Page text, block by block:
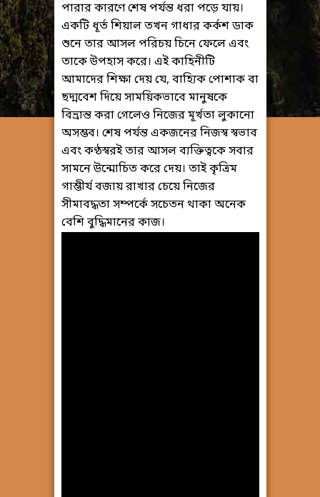
পারার কারণে শেষ পর্যন্ত ধরা পড়ে যায়।
একটি ধূর্ত শিয়াল তখন গাধার কর্কশ ডাক
শুনে তার আসল পরিচয় চিনে ফেলে এবং
তাকে উপহাস করে। এই কাহিনীটি
আমাদের শিক্ষা দেয় যে, বাহ্যিক পোশাক বা
ছদ্মবেশ দিয়ে সাময়িকভাবে মানুষকে
বিভ্রান্ত করা গেলেও নিজের মূর্খতা লুকানো
অসম্ভব। শেষ পর্যন্ত একজনের নিজস্ব স্বভাব
এবং কণ্ঠস্বরই তার আসল ব্যক্তিত্বকে সবার
সামনে উন্মোচিত করে দেয়। তাই কৃত্রিম
গাম্ভীর্য বজায় রাখার চেয়ে নিজের
সীমাবদ্ধতা সম্পর্কে সচেতন থাকা অনেক
বেশি বুদ্ধিমানের কাজ।